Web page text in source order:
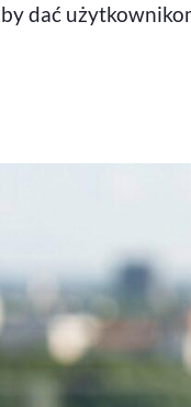
dać
- profil